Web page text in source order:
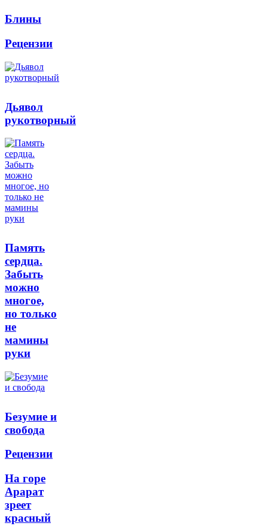
Блины
Рецензии
Дьявол
рукотворный
Память
сердца.
Забыть
можно
многое,
но только
не
мамины
руки
Безумие и
свобода
Рецензии
На горе
Арарат
зреет
красный